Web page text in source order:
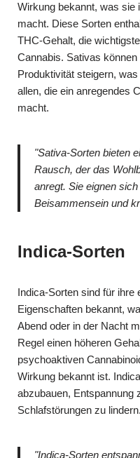
Wirkung bekannt, was sie
macht. Diese Sorten
THC-Gehalt, die
Cannabis. Sativas
Produktivität steigern,
allen, die ein anregendes
macht.
"Sativa-Sorten bieten
Rausch, der das
anregt. Sie eignen
Beisammensein und
Indica-Sorten
Indica-Sorten sind für ihre
Eigenschaften bekannt,
Abend oder in der Nacht
Regel einen höheren
psychoaktiven
Wirkung bekannt ist.
abzubauen, Entspannung
Schlafstörungen zu lindern.
"Indica-Sorten